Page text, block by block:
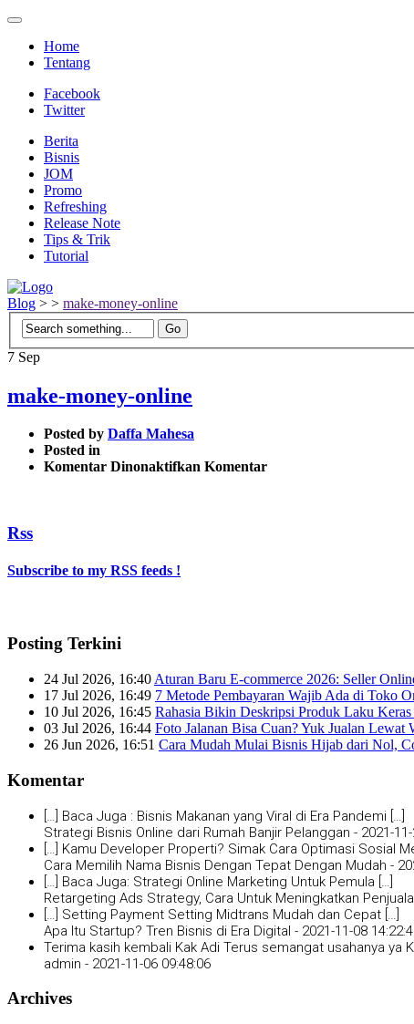
Home
Tentang
Facebook
Twitter
Berita
Bisnis
JOM
Promo
Refreshing
Release Note
Tips & Trik
Tutorial
Blog > > make-money-online
7 Sep
make-money-online
Posted by Daffa Mahesa
Posted in
Komentar Dinonaktifkan pada
Komentar
Rss
Subscribe to my RSS feeds !
Posting Terkini
24 Jul 2026, 16:40 Aturan Baru E-commerce 2026: Seller
17 Jul 2026, 16:49 7 Metode Pembayaran Wajib Ada di Toko
10 Jul 2026, 16:45 Rahasia Bikin Deskripsi Produk Laku
03 Jul 2026, 16:44 Foto Jalanan Bisa Cuan? Yuk Jualan Lewat
26 Jun 2026, 16:51 Cara Mudah Mulai Bisnis Hijab dari Nol,
Komentar
[…] Baca Juga : Bisnis Makanan yang Viral di Era Pandemi […]
Strategi Bisnis Online dari Rumah Banjir Pelanggan - 2021-
[…] Kamu Developer Properti? Simak Cara Optimasi Sosial
Cara Memilih Nama Bisnis Dengan Tepat Dengan Mudah -
[…] Baca Juga: Strategi Online Marketing Untuk Pemula […]
Retargeting Ads Strategy, Cara Untuk Meningkatkan
[…] Setting Payment Setting Midtrans Mudah dan Cepat […]
Apa Itu Startup? Tren Bisnis di Era Digital - 2021-11-08
Terima kasih kembali Kak Adi Terus semangat usahanya ya
admin - 2021-11-06 09:48:06
Archives